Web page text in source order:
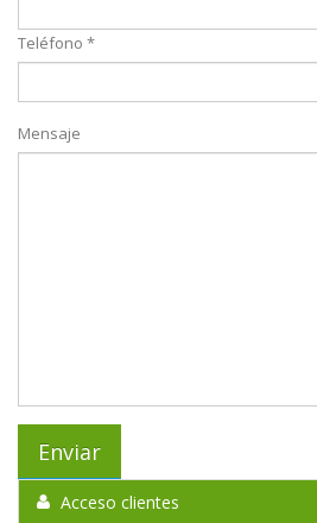
Teléfono *
Mensaje
Acceso clientes